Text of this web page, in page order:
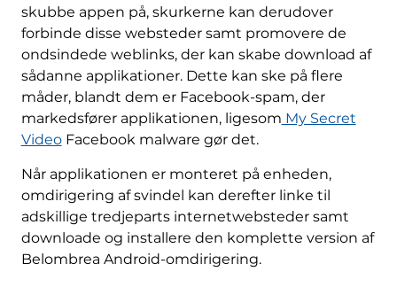
skubbe appen på, skurkerne kan derudover
forbinde disse websteder samt promovere de
ondsindede weblinks, der kan skabe download af
sådanne applikationer. Dette kan ske på flere
måder, blandt dem er Facebook-spam, der
markedsfører applikationen, ligesom My Secret
VideoFacebook malware gør det.
Når applikationen er monteret på enheden,
omdirigering af svindel kan derefter linke til
adskillige tredjeparts internetwebsteder samt
downloade og installere den komplette version af
Belombrea Android-omdirigering.